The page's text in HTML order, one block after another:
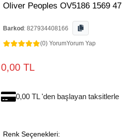
Oliver Peoples OV5186 1569 47
Barkod : 827934408166
(0) YorumYorum Yap
0,00 TL
0,00 TL 'den başlayan taksitlerle
Renk Seçenekleri: